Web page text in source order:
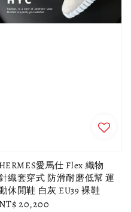
HERMES愛馬仕 Flex 織物
織套穿式 防滑耐磨低幫 運
休閒鞋 白灰 EU39 裸鞋
Regular
NT$ 20,200